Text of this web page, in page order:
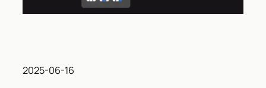
2025-06-16